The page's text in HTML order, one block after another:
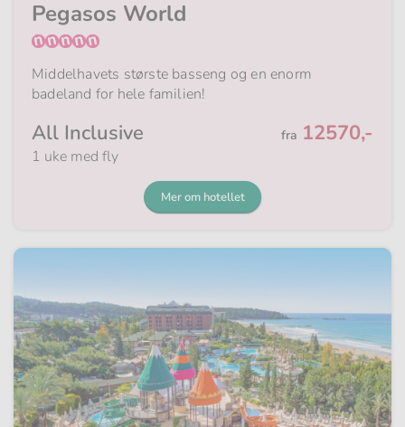
Pegasos World
Middelhavets største basseng og en enorm
badeland for hele familien!
All Inclusive Fra
fra 12570,-
1 uke med fly
Mer om hotellet